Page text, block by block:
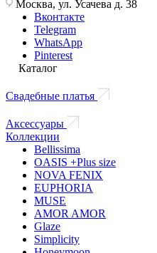
Москва, ул. Усачева д. 38
Вконтакте
Telegram
WhatsApp
Pinterest
Каталог
Свадебные платья
Аксессуары
Коллекции
Bellissima
OASIS +Plus size
NOVA FENIX
EUPHORIA
MUSE
AMOR AMOR
Glaze
Simplicity